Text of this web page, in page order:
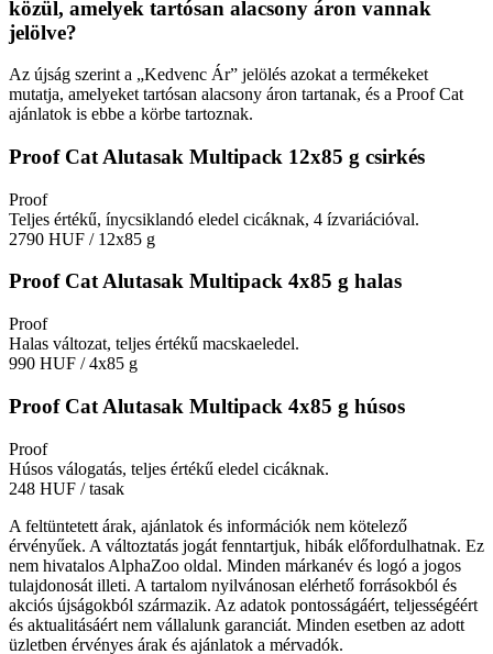
közül, amelyek tartósan alacsony áron vannak
jelölve?
Az újság szerint a „Kedvenc Ár” jelölés azokat a termékeket
mutatja, amelyeket tartósan alacsony áron tartanak, és a Proof Cat
ajánlatok is ebbe a körbe tartoznak.
Proof Cat Alutasak Multipack 12x85 g csirkés
Proof
Teljes értékű, ínycsiklandó eledel cicáknak, 4 ízvariációval.
2790 HUF / 12x85 g
Proof Cat Alutasak Multipack 4x85 g halas
Proof
Halas változat, teljes értékű macskaeledel.
990 HUF / 4x85 g
Proof Cat Alutasak Multipack 4x85 g húsos
Proof
Húsos válogatás, teljes értékű eledel cicáknak.
248 HUF / tasak
A feltüntetett árak, ajánlatok és információk nem kötelező
érvényűek. A változtatás jogát fenntartjuk, hibák előfordulhatnak. Ez
nem hivatalos AlphaZoo oldal. Minden márkanév és logó a jogos
tulajdonosát illeti. A tartalom nyilvánosan elérhető forrásokból és
akciós újságokból származik. Az adatok pontosságáért, teljességéért
és aktualitásáért nem vállalunk garanciát. Minden esetben az adott
üzletben érvényes árak és ajánlatok a mérvadók.